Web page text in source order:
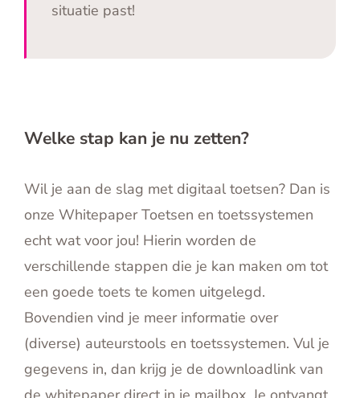
situatie past!
Welke stap kan je nu zetten?
Wil je aan de slag met digitaal toetsen? Dan is
onze Whitepaper Toetsen en toetssystemen
echt wat voor jou! Hierin worden de
verschillende stappen die je kan maken om tot
een goede toets te komen uitgelegd.
Bovendien vind je meer informatie over
(diverse) auteurstools en toetssystemen. Vul je
gegevens in, dan krijg je de downloadlink van